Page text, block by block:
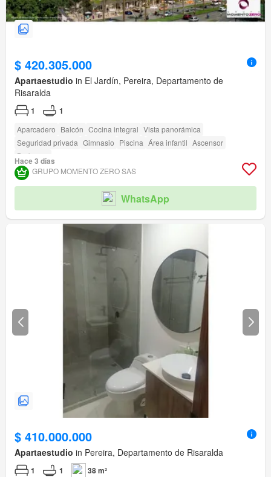
$ 420.305.000
Apartaestudio in El Jardín, Pereira, Departamento de
Risaralda
1 1
Aparcadero Balcón Cocina integral Vista panorámica
Seguridad privada Gimnasio Piscina Área infantil Ascensor
Barbecue
Hace 3 días
GRUPO MOMENTO ZERO SAS
WhatsApp
$ 410.000.000
Apartaestudio in Pereira, Departamento de Risaralda
1 1 38 m²